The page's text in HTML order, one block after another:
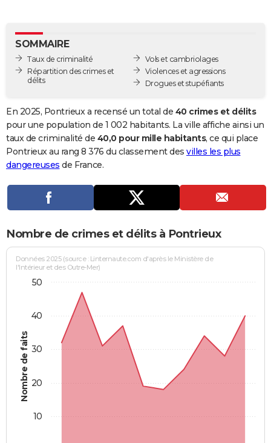
GUIDES D'ACHAT
BONS PLANS
Carte de Noël
Carte Bonne année
Carte Saint-Valentin
Carte Pâques
Carte d'anniversaire
DICTIONNAIRE
Dictionnaire
Biographies
Citations
Expressions
Proverbes
PROGRAMME TV
COPAINS D'AVANT
S'inscrire
Se connecter
Lycées
Collèges
Primaires
Universités
Entreprises
Service militaire
Avis de recherche
AVIS DE DÉCÈS
FORUM
Bricolage
Lifestyle
Culture
Sport
Auto
Television
Voyage
Cinema
SOMMAIRE
Taux de criminalité
Répartition des crimes et
délits
Vols et cambriolages
Violences et agressions
Drogues et stupéfiants
En 2025, Pontrieux a recensé un total de 40 crimes et délits
pour une population de 1 002 habitants. La ville affiche ainsi un
taux de criminalité de 40,0 pour mille habitants, ce qui place
Pontrieux au rang 8 376 du classement des villes les plus
dangereuses de France.
Nombre de crimes et délits à Pontrieux
Nombre de faits
Données 2025 (source : Linternaute.com d'après le Ministère de
l'Intérieur et des Outre-Mer)
10
20
30
40
50